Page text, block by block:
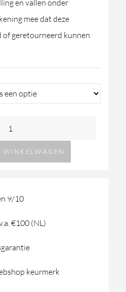
en vallen onder
mee dat deze
geretourneerd kunnen
9/10
€100 (NL)
keurmerk